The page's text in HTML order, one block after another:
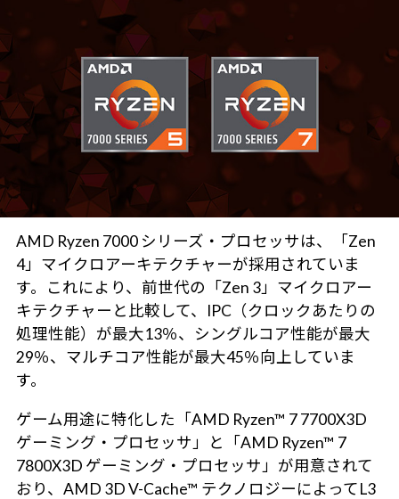
AMD Ryzen 7000 シリーズ・プロセッサは、「Zen
4」マイクロアーキテクチャーが採用されていま
す。これにより、前世代の「Zen 3」マイクロアー
キテクチャーと比較して、IPC（クロックあたりの
処理性能）が最大13％、シングルコア性能が最大
29％、マルチコア性能が最大45％向上していま
す。
ゲーム用途に特化した「AMD Ryzen™ 7 7700X3D
ゲーミング・プロセッサ」と「AMD Ryzen™ 7
7800X3D ゲーミング・プロセッサ」が用意されて
おり、AMD 3D V-Cache™ テクノロジーによってL3